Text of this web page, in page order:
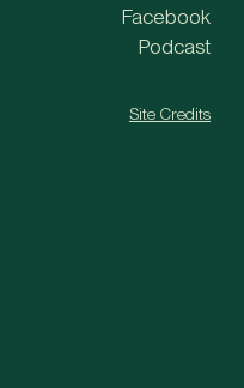
Facebook
Podcast
Site Credits